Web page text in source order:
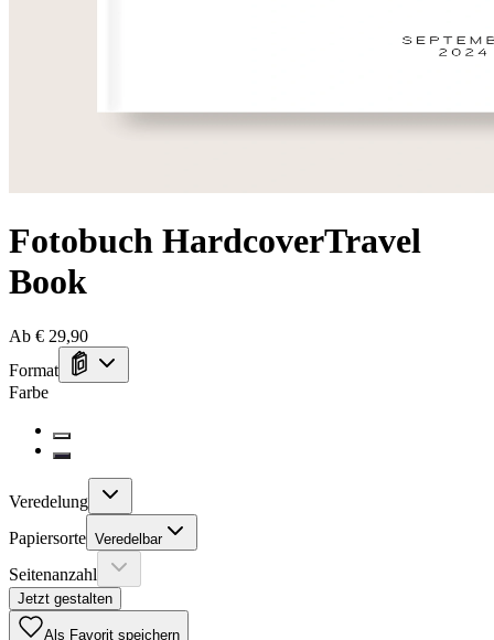
Fotobuch HardcoverTravel
Book
Ab € 29,90
Format
Farbe
Veredelung
Papiersorte Veredelbar
Seitenanzahl
Jetzt gestalten
Als Favorit speichern